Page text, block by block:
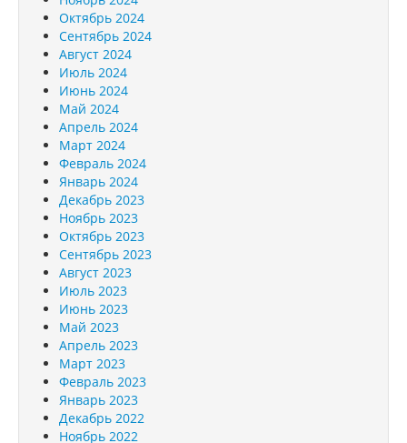
Октябрь 2024
Сентябрь 2024
Август 2024
Июль 2024
Июнь 2024
Май 2024
Апрель 2024
Март 2024
Февраль 2024
Январь 2024
Декабрь 2023
Ноябрь 2023
Октябрь 2023
Сентябрь 2023
Август 2023
Июль 2023
Июнь 2023
Май 2023
Апрель 2023
Март 2023
Февраль 2023
Январь 2023
Декабрь 2022
Ноябрь 2022